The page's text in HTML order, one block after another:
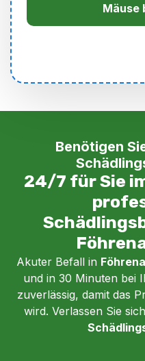
Mäuse
Benötigen
24/7 für Sie
Akuter Befall in
und in 30 Minuten bei
zuverlässig, damit das
wird. Verlassen Sie